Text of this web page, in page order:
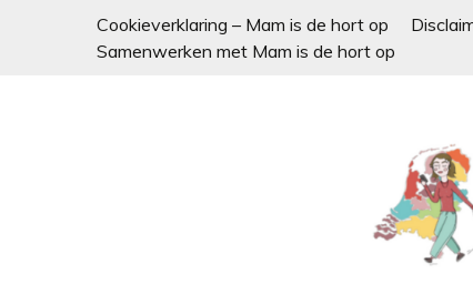
Cookieverklaring – Mam is de hort op
Samenwerken met Mam is de hort op